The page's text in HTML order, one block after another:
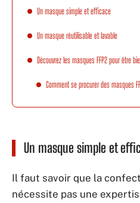
Un masque simple et efficace
Un masque réutilisable et lavable
Découvrez les masques FFP2 pour être
Comment se procurer des masques
Un masque simple et
Il faut savoir que la
nécessite pas une